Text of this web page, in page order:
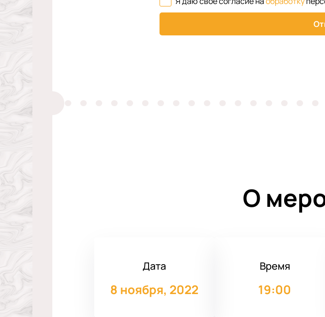
О
Дата
8 ноября, 2022
Время
19:00